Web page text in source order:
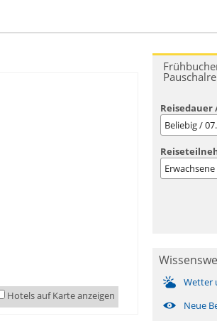
Hotels auf Karte anzeigen
Reisedauer
Beliebig /
Erwachsene
Wetter
Neue